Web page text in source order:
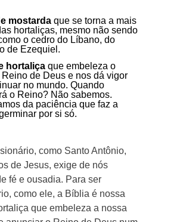
mostarda que se torna a mais
hortaliças, mesmo não sendo
o cedro do Líbano, do
de Ezequiel.
hortaliça que embeleza o
de Deus e nos dá vigor
no mundo. Quando
o Reino? Não sabemos.
da paciência que faz a
por si só.
como Santo Antônio,
de Jesus, exige de nós
fé e ousadia. Para ser
como ele, a Bíblia é nossa
que embeleza a nossa